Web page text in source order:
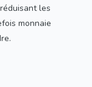
les
monnaie